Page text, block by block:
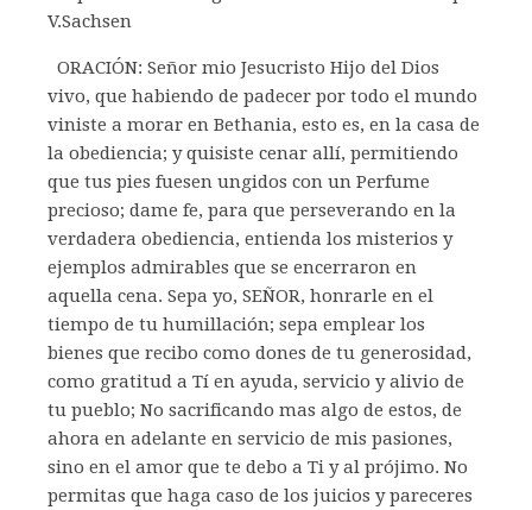
V.Sachsen
ORACIÓN: Señor mio Jesucristo Hijo del Dios
vivo, que habiendo de padecer por todo el mundo
viniste a morar en Bethania, esto es, en la casa de
la obediencia; y quisiste cenar allí, permitiendo
que tus pies fuesen ungidos con un Perfume
precioso; dame fe, para que perseverando en la
verdadera obediencia, entienda los misterios y
ejemplos admirables que se encerraron en
aquella cena. Sepa yo, SEÑOR, honrarle en el
tiempo de tu humillación; sepa emplear los
bienes que recibo como dones de tu generosidad,
como gratitud a Tí en ayuda, servicio y alivio de
tu pueblo; No sacrificando mas algo de estos, de
ahora en adelante en servicio de mis pasiones,
sino en el amor que te debo a Ti y al prójimo. No
permitas que haga caso de los juicios y pareceres